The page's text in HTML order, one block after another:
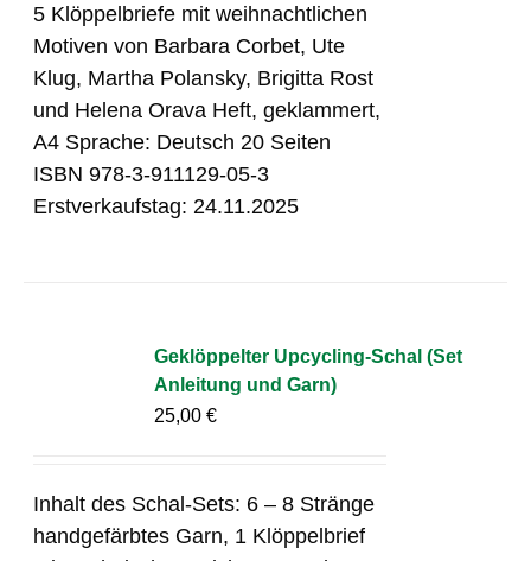
5 Klöppelbriefe mit weihnachtlichen
Motiven von Barbara Corbet, Ute
Klug, Martha Polansky, Brigitta Rost
und Helena Orava Heft, geklammert,
A4 Sprache: Deutsch 20 Seiten
ISBN 978-3-911129-05-3
Erstverkaufstag: 24.11.2025
Geklöppelter Upcycling-Schal (Set
Anleitung und Garn)
25,00€
Inhalt des Schal-Sets: 6 – 8 Stränge
handgefärbtes Garn, 1 Klöppelbrief